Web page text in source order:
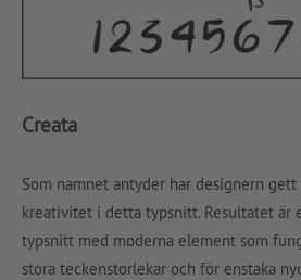
Creata
Som namnet antyder har designern
kreativitet i detta typsnitt. Resultatet är
typsnitt med moderna element som
stora teckenstorlekar och för enstaka